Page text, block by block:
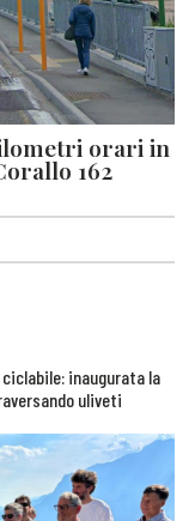
orari in
162
inaugurata la
uliveti